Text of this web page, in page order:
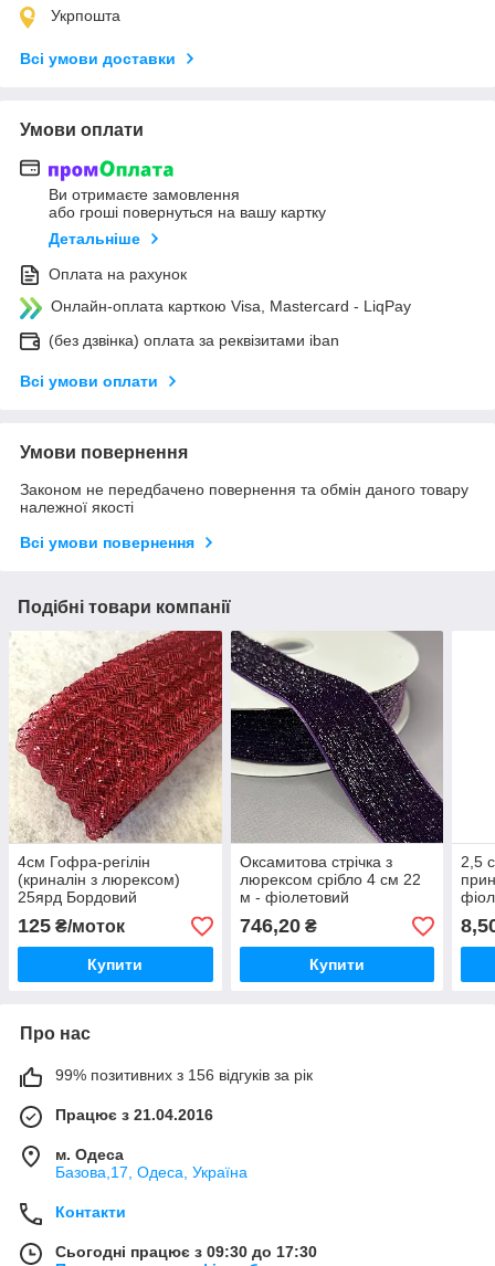
Укрпошта
Всі умови доставки
Умови оплати
Ви отримаєте замовлення
або гроші повернуться на вашу картку
Детальніше
Оплата на рахунок
Онлайн-оплата карткою Visa, Mastercard - LiqPay
(без дзвінка) оплата за реквізитами iban
Всі умови оплати
Умови повернення
Законом не передбачено повернення та обмін даного товару
належної якості
Всі умови повернення
Подібні товари компанії
4см Гофра-регілін
(криналін з люрексом)
25ярд Бордовий
125 ₴/моток
Купити
Оксамитова стрічка з
люрексом срібло 4 см 22
м - фіолетовий
746,20₴
Купити
2,5
Про нас
99% позитивних з 156 відгуків за рік
Працює з 21.04.2016
м. Одеса
Базова,17, Одеса, Україна
Контакти
Сьогодні працює з 09:30 до 17:30